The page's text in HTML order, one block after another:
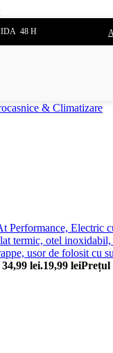
48 H
& Climatizare
Performance, Electric
termic, otel
usor de folosit cu
lei.19,99 leiPrețul